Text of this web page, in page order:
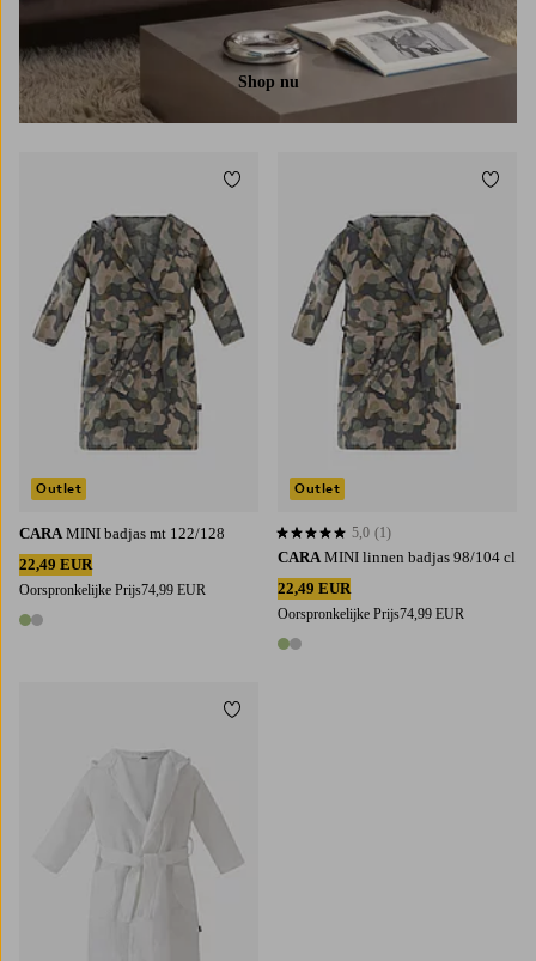
Shop nu
CARA MINI badjas mt 122/128
22,49 EUR
Oorspronkelijke Prijs74,99 EUR
2 kleuren
Outlet
Toevoegen aan favorieten
CARA MINI linnen badjas 98/104 cl
22,49 EUR
Oorspronkelijke Prijs74,99 EUR
2 kleuren
5,0 op basis van 1 beoordelingen
5,0 (1)
Outlet
Toevoegen aan favorieten
122/128